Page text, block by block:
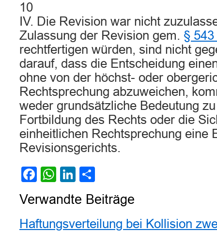
10
IV. Die Revision war nicht
Zulassung der Revision gem. §
rechtfertigen würden, sind nicht
darauf, dass die Entscheidung
ohne von der höchst- oder
Rechtsprechung abzuweichen,
weder grundsätzliche Bedeutung
Fortbildung des Rechts oder die
einheitlichen Rechtsprechung eine
Revisionsgerichts.
Facebook
WhatsApp
LinkedIn
Verwandte Beiträge
Haftungsverteilung bei Kollision